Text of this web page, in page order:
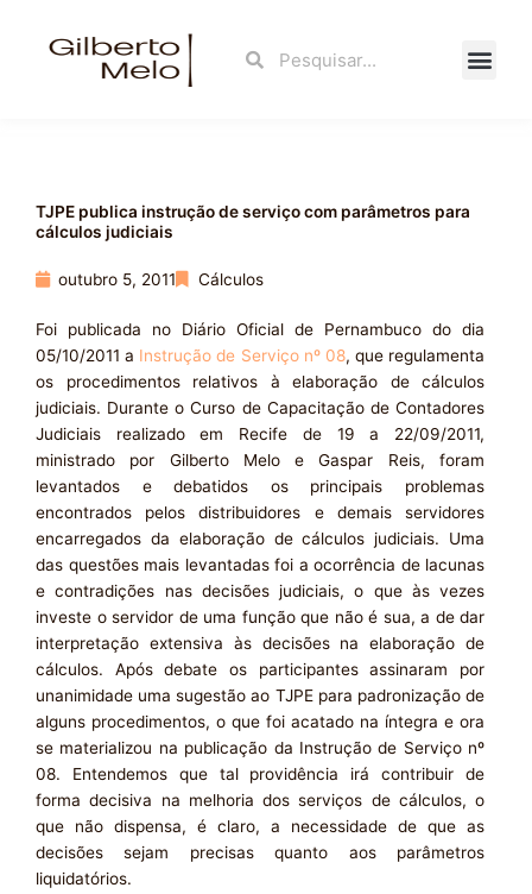
Search
TJPE publica instrução de serviço com parâmetros para
cálculos judiciais
outubro 5, 2011 Cálculos
Foi publicada no Diário Oficial de Pernambuco do dia
05/10/2011 a Instrução de Serviço nº 08, que regulamenta
os procedimentos relativos à elaboração de cálculos
judiciais. Durante o Curso de Capacitação de Contadores
Judiciais realizado em Recife de 19 a 22/09/2011,
ministrado por Gilberto Melo e Gaspar Reis, foram
levantados e debatidos os principais problemas
encontrados pelos distribuidores e demais servidores
encarregados da elaboração de cálculos judiciais. Uma
das questões mais levantadas foi a ocorrência de lacunas
e contradições nas decisões judiciais, o que às vezes
investe o servidor de uma função que não é sua, a de dar
interpretação extensiva às decisões na elaboração de
cálculos. Após debate os participantes assinaram por
unanimidade uma sugestão ao TJPE para padronização de
alguns procedimentos, o que foi acatado na íntegra e ora
se materializou na publicação da Instrução de Serviço nº
08. Entendemos que tal providência irá contribuir de
forma decisiva na melhoria dos serviços de cálculos, o
que não dispensa, é claro, a necessidade de que as
decisões sejam precisas quanto aos parâmetros
liquidatórios.